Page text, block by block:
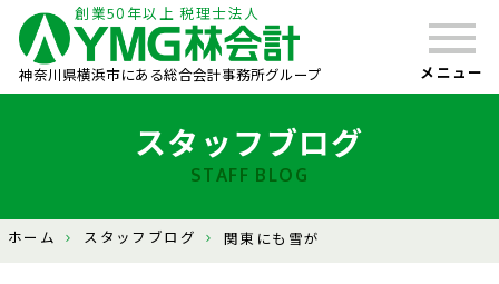
創業50年以上 税理士法人
神奈川県横浜市にある総合会計事務所グループ メニュー
スタッフブログ
STAFF BLOG
ホーム スタッフブログ 関東にも雪が